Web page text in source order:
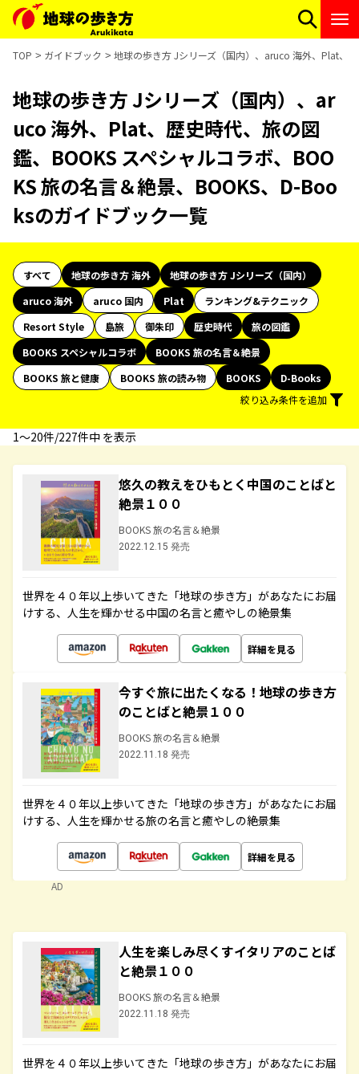
TOP ガイドブック 地球の歩き方 Jシリーズ（国内）、aruco 海外、Plat、
地球の歩き方 Jシリーズ（国内）、ar
uco 海外、Plat、歴史時代、旅の図
鑑、BOOKS スペシャルコラボ、BOO
KS 旅の名言＆絶景、BOOKS、D-Boo
ksのガイドブック一覧
すべて 地球の歩き方 海外
地球の歩き方 Jシリーズ（国内）
aruco 海外
aruco 国内 Plat
ランキング&テクニック
Resort Style
島旅 御朱印 歴史時代
旅の図鑑
BOOKS スペシャルコラボ
BOOKS 旅の名言＆絶景
BOOKS 旅と健康
BOOKS 旅の読み物 BOOKS
D-Books
絞り込み条件を追加
1〜20件/227件中 を表示
悠久の教えをひもとく中国のことばと
絶景１００
BOOKS 旅の名言＆絶景
2022.12.15 発売
世界を４０年以上歩いてきた「地球の歩き方」があなたにお届
けする、人生を輝かせる中国の名言と癒やしの絶景集
詳細を見る
今すぐ旅に出たくなる！地球の歩き方
のことばと絶景１００
BOOKS 旅の名言＆絶景
2022.11.18 発売
世界を４０年以上歩いてきた「地球の歩き方」があなたにお届
けする、人生を輝かせる旅の名言と癒やしの絶景集
詳細を見る
AD
人生を楽しみ尽くすイタリアのことば
と絶景１００
BOOKS 旅の名言＆絶景
2022.11.18 発売
世界を４０年以上歩いてきた「地球の歩き方」があなたにお届